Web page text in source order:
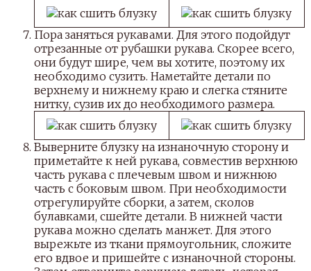
Пора заняться рукавами. Для этого подойдут
отрезанные от рубашки рукава. Скорее всего,
они будут шире, чем вы хотите, поэтому их
необходимо сузить. Наметайте детали по
верхнему и нижнему краю и слегка стяните
нитку, сузив их до необходимого размера.
Выверните блузку на изнаночную сторону и
приметайте к ней рукава, совместив верхнюю
часть рукава с плечевым швом и нижнюю
часть с боковым швом. При необходимости
отрегулируйте сборки, а затем, сколов
булавками, сшейте детали. В нижней части
рукава можно сделать манжет. Для этого
вырежьте из ткани прямоугольник, сложите
его вдвое и пришейте с изнаночной стороны.